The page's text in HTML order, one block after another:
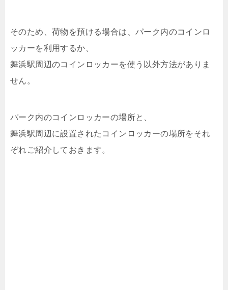
そのため、荷物を預ける場合は、パーク内のコインロ
ッカーを利用するか、
舞浜駅周辺のコインロッカーを使う以外方法がありま
せん。
パーク内のコインロッカーの場所と、
舞浜駅周辺に設置されたコインロッカーの場所をそれ
ぞれご紹介しておきます。